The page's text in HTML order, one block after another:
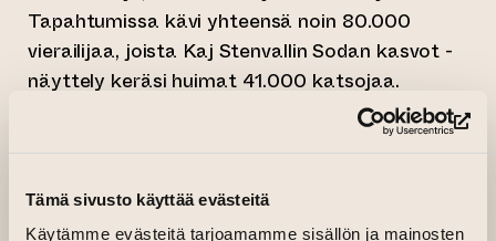
Tämä sivusto käyttää evästeitä
Käytämme evästeitä tarjoamamme sisällön ja mainosten
Tapahtumissa kävi yhteensä noin 80.000
vierailijaa, joista Kaj Stenvallin Sodan kasvot -
näyttely keräsi huimat 41.000 katsojaa.
Lisäksi vuoden aikana joukkoomme liittyi